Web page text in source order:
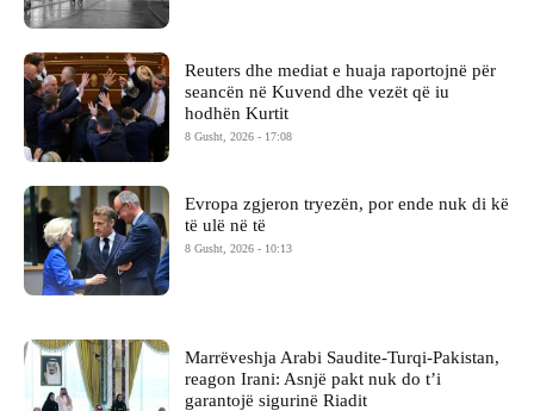
Reuters dhe mediat e huaja raportojnë për
seancën në Kuvend dhe vezët që iu
hodhën Kurtit
8 Gusht, 2026 - 17:08
Evropa zgjeron tryezën, por ende nuk di kë
të ulë në të
8 Gusht, 2026 - 10:13
Marrëveshja Arabi Saudite-Turqi-Pakistan,
reagon Irani: Asnjë pakt nuk do t’i
garantojë sigurinë Riadit